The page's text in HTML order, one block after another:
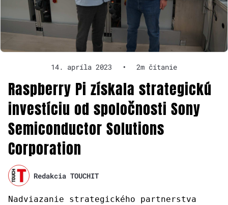
14. apríla 2023 • 2m čítanie
Raspberry Pi získala strategickú
investíciu od spoločnosti Sony
Semiconductor Solutions
Corporation
Redakcia TOUCHIT
Nadviazanie strategického partnerstva